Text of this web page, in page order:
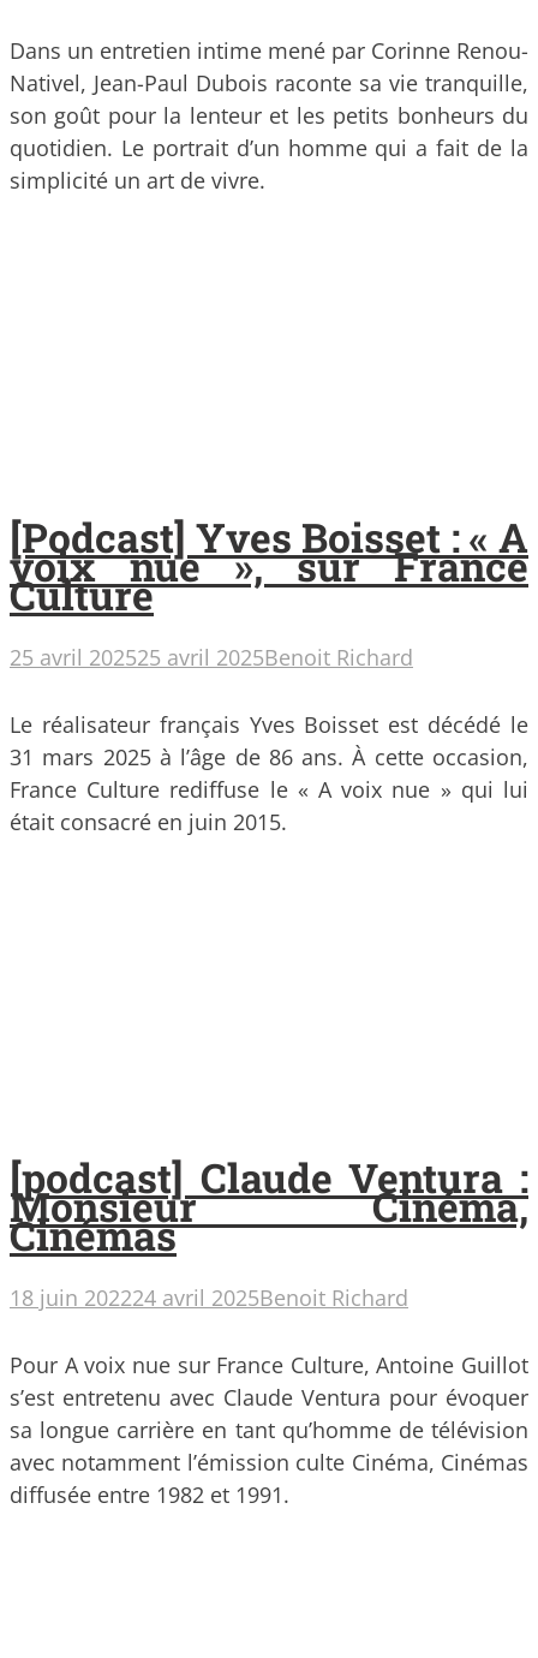
Dans un entretien intime mené par Corinne Renou-
Nativel, Jean-Paul Dubois raconte sa vie tranquille,
son goût pour la lenteur et les petits bonheurs du
quotidien. Le portrait d’un homme qui a fait de la
simplicité un art de vivre.
[Podcast] Yves Boisset : « A
voix nue », sur France
Culture
25 avril 202525 avril 2025Benoit Richard
Le réalisateur français Yves Boisset est décédé le
31 mars 2025 à l’âge de 86 ans. À cette occasion,
France Culture rediffuse le « A voix nue » qui lui
était consacré en juin 2015.
[podcast] Claude Ventura :
Monsieur Cinéma,
Cinémas
18 juin 202224 avril 2025Benoit Richard
Pour A voix nue sur France Culture, Antoine Guillot
s’est entretenu avec Claude Ventura pour évoquer
sa longue carrière en tant qu’homme de télévision
avec notamment l’émission culte Cinéma, Cinémas
diffusée entre 1982 et 1991.